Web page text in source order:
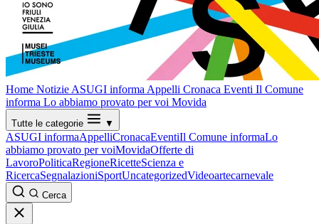
Home Notizie ASUGI informa Appelli Cronaca Eventi Il Comune
informa Lo abbiamo provato per voi Movida
Tutte le categorie ▼
ASUGI informaAppelliCronacaEventiIl Comune informaLo
abbiamo provato per voiMovidaOfferte di
LavoroPoliticaRegioneRicetteScienza e
RicercaSegnalazioniSportUncategorizedVideoartecarnevale
Cerca